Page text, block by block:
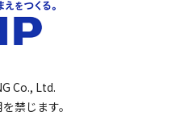
Co., Ltd.
禁じます。